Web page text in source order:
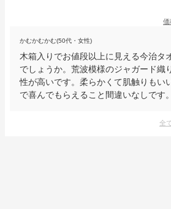
価
かむかむかむ(50代・女性)
木箱入りでお値段以上に見える今治タ
でしょうか。荒波模様のジャガード織
性が高いです。柔らかくて肌触りもい
で喜んでもらえること間違いなしです。
全